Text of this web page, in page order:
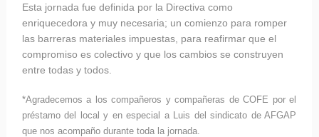
Esta jornada fue definida por la Directiva como
enriquecedora y muy necesaria; un comienzo para romper
las barreras materiales impuestas, para reafirmar que el
compromiso es colectivo y que los cambios se construyen
entre todas y todos.
*Agradecemos a los compañeros y compañeras de COFE por el
préstamo del local y en especial a Luis del sindicato de AFGAP
que nos acompaño durante toda la jornada.